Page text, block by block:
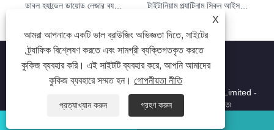
ডাবল হ্যান্ডেল ডায়োড লেজার ব্যথামুক্ত চুল অপসারণ
X
আমরা আপনাকে একটি ভাল ব্রাউজিং অভিজ্ঞতা দিতে, সাইটের
ট্র্যাফিক বিশ্লেষণ করতে এবং সামগ্রী ব্যক্তিগতকৃত করতে
কুকিজ ব্যবহার করি। এই সাইটটি ব্যবহার করে, আপনি আমাদের
কুকিজ ব্যবহারে সম্মত হন।গোপনীয়তা নীতি
প্রত্যাখ্যান করুন
গ্রহণ করুন
কপিরাইট © 2023 Beijing Oriental Wison Technology Co., Limited -
লেজার হেয়ার রিমুভাল, হেয়ার রিমুভাল, লেজার বিউটি মেশিন - সর্বস্বত্ব সংরক্ষিত৷